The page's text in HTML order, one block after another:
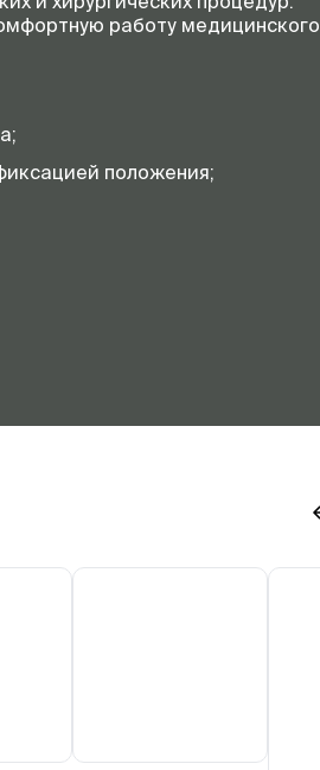
работу медицинского
положения;